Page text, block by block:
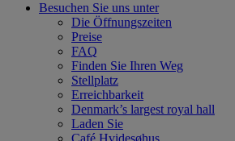
Besuchen Sie uns unter
Die Öffnungszeiten
Preise
FAQ
Finden Sie Ihren Weg
Stellplatz
Erreichbarkeit
Denmark’s largest royal hall
Laden Sie
Café Hvidesøhus